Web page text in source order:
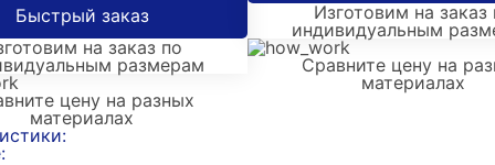
Быстрый заказ
на заказ по
размерам
цену на разных
материалах
Изготовим на заказ
индивидуальным
Сравните цену на
материалах